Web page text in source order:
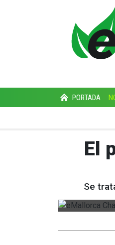
PORTADA
El
Se